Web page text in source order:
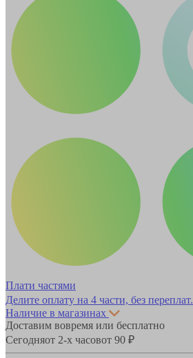
Плати частями
Делите оплату на 4 части, без переплат.
Наличие в магазинах
Доставим вовремя или бесплатно
Сегодняот 2-х часовот 90 ₽